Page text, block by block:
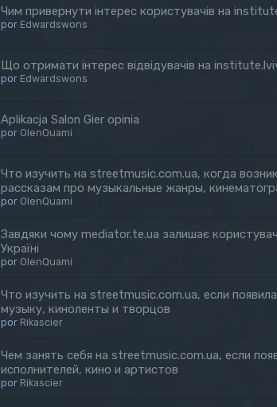
Чим привернути інтерес користувачів на
por Edwardswons
Що отримати інтерес відвідувачів на
por Edwardswons
Aplikacja Salon Gier opinia
por OlenQuami
Что изучить на streetmusic.com.ua, когда
рассказам про музыкальные жанры,
por OlenQuami
Завдяки чому mediator.te.ua залишає
Україні
por OlenQuami
Что изучить на streetmusic.com.ua, если
музыку, киноленты и творцов
por Rikascier
Чем занять себя на streetmusic.com.ua, если
исполнителей, кино и артистов
por Rikascier